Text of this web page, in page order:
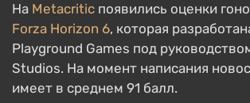
На Metacritic появились оценки
Forza Horizon 6, которая
Playground Games под
Studios. На момент написания
имеет в среднем 91 балл.